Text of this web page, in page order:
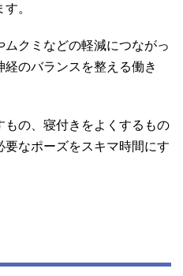
。
クミなどの軽減につながっ
のバランスを整える働き
もの、寝付きをよくするもの
なポーズをスキマ時間にす